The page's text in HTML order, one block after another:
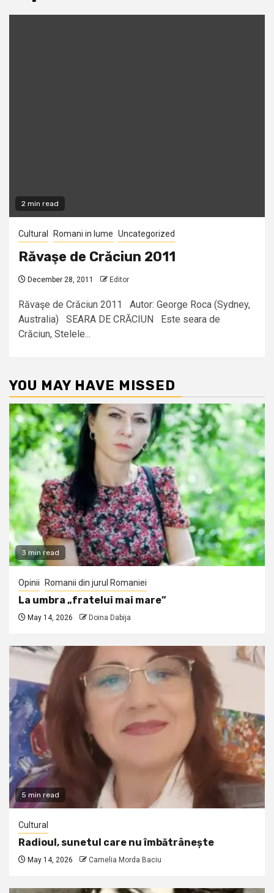
2 min read
Cultural Romani in lume Uncategorized
Răvaşe de Crăciun 2011
December 28, 2011 Editor
Răvaşe de Crăciun 2011 Autor: George Roca (Sydney,
Australia) SEARA DE CRĂCIUN Este seara de
Crăciun, Stelele...
YOU MAY HAVE MISSED
3 min read
Opinii Romanii din jurul Romaniei
La umbra „fratelui mai mare”
May 14, 2026 Doina Dabija
5 min read
Cultural
Radioul, sunetul care nu îmbătrânește
May 14, 2026 Camelia Morda Baciu